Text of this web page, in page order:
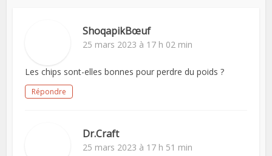
ShoqapikBœuf
25 mars 2023 à 17 h 02 min
Les chips sont-elles bonnes pour perdre du poids ?
Répondre
Dr.Craft
25 mars 2023 à 17 h 51 min